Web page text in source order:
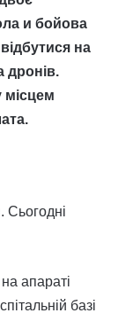
и бойова
на
дронів.
місцем
Сьогодні
апараті
базі